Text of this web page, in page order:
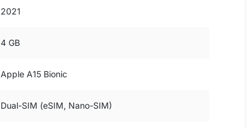
2021
4 GB
Apple A15 Bionic
Dual-SIM (eSIM, Nano-SIM)